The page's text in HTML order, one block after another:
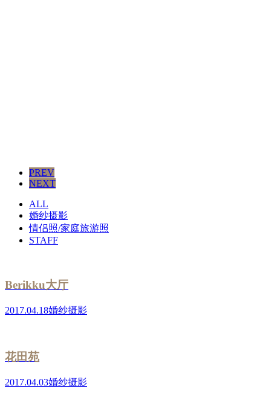
PREV
NEXT
ALL
婚纱摄影
情侣照/家庭旅游照
STAFF
Berikku大厅
2017.04.18婚纱摄影
花田苑
2017.04.03婚纱摄影